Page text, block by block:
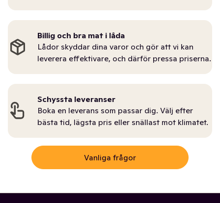
Billig och bra mat i låda
Lådor skyddar dina varor och gör att vi kan
leverera effektivare, och därför pressa priserna.
Schyssta leveranser
Boka en leverans som passar dig. Välj efter
bästa tid, lägsta pris eller snällast mot klimatet.
Vanliga frågor